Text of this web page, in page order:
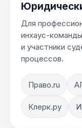
Для
инхаус-
и участники
процессов.
Право.ru
Клерк.ру